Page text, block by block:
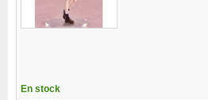
En stock